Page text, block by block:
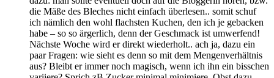
die Mäße des Bleches nicht einfach überlesen.. somit schuf
ich nämlich den wohl flachsten Kuchen, den ich je gebacken
habe – so so ärgerlich, denn der Geschmack ist umwerfend!
Nächste Woche wird er direkt wiederholt.. ach ja, dazu ein
paar Fragen: wie sieht es denn so mit dem Mengenverhältnis
aus? Bleibt er immer noch magisch, wenn ich ihn ein bisschen